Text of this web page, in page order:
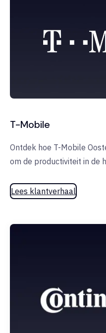
T-Mobile
Ontdek hoe T-Mobile
om de productiviteit in de
Lees klantverhaal